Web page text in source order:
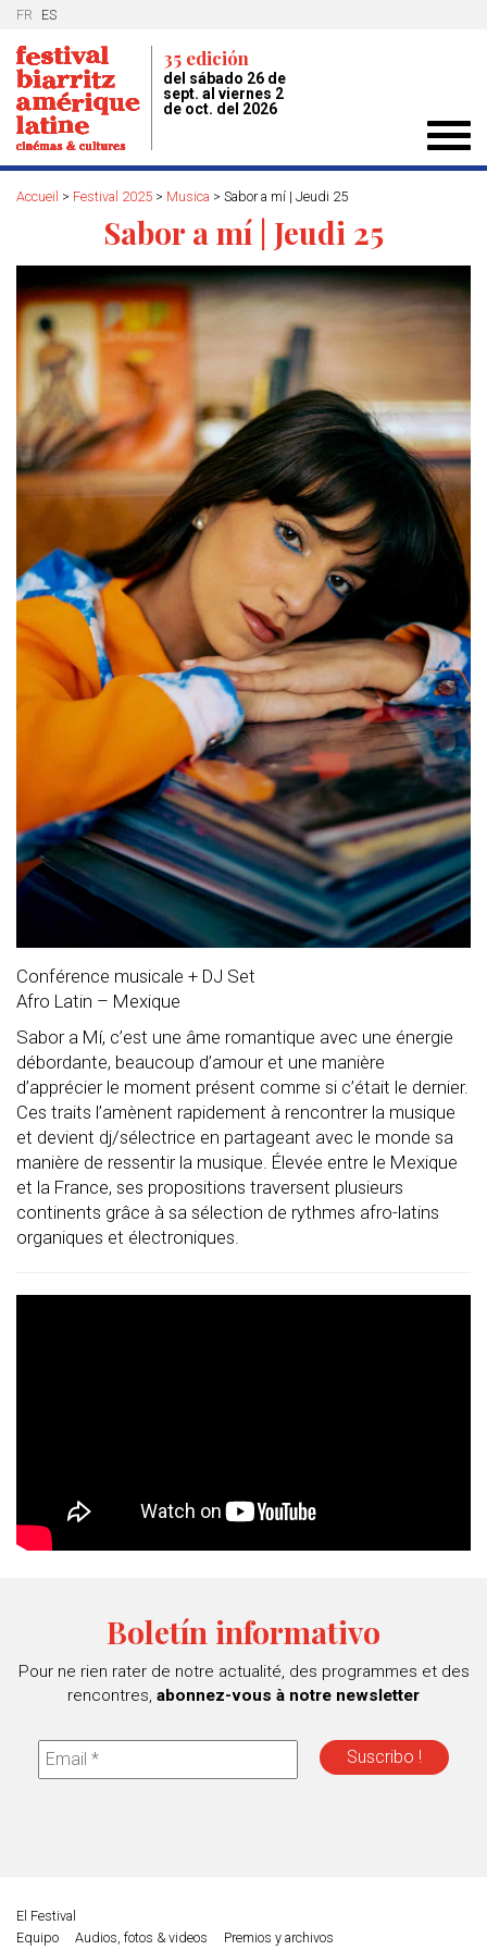
FR ES
35 edición
del sábado 26 de
sept. al viernes 2
de oct. del 2026
Accueil > Festival 2025 > Musica > Sabor a mí | Jeudi 25
Sabor a mí | Jeudi 25
Conférence musicale + DJ Set
Afro Latin – Mexique
Sabor a Mí, c’est une âme romantique avec une énergie
débordante, beaucoup d’amour et une manière
d’apprécier le moment présent comme si c’était le dernier.
Ces traits l’amènent rapidement à rencontrer la musique
et devient dj/sélectrice en partageant avec le monde sa
manière de ressentir la musique. Élevée entre le Mexique
et la France, ses propositions traversent plusieurs
continents grâce à sa sélection de rythmes afro-latins
organiques et électroniques.
Boletín informativo
Pour ne rien rater de notre actualité, des programmes et des
rencontres, abonnez-vous à notre newsletter
El Festival
Equipo
Audios, fotos & videos Premios y archivos